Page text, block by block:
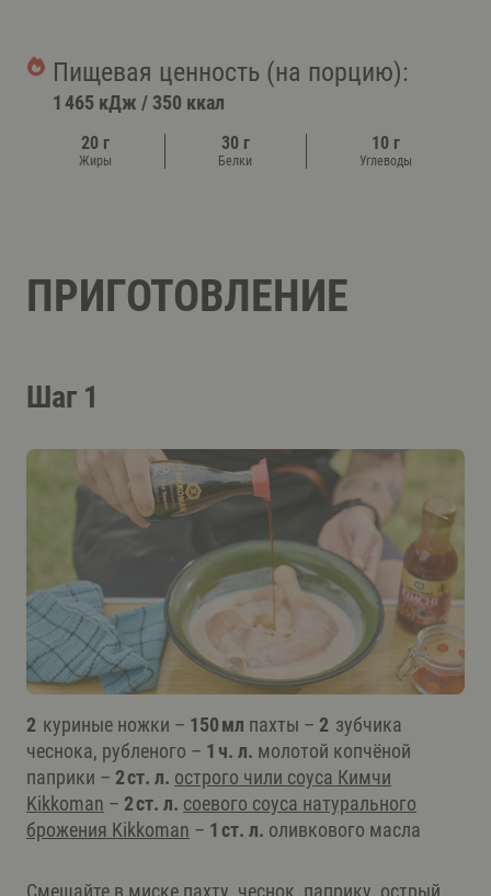
Пищевая ценность (на порцию):
1 465 кДж / 350 ккал
20 г
Жиры
30 г
Белки
10 г
Углеводы
ПРИГОТОВЛЕНИЕ
Шаг 1
2 куриные ножки – 150 мл пахты – 2 зубчика
чеснока, рубленого – 1 ч. л. молотой копчёной
паприки – 2 ст. л. острого чили соуса Кимчи
Kikkoman – 2 ст. л. соевого соуса натурального
брожения Kikkoman – 1 ст. л. оливкового масла
Смешайте в миске пахту, чеснок, паприку, острый